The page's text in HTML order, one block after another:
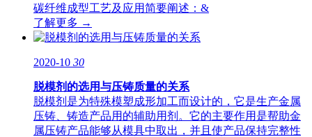
碳纤维成型工艺及应用简要阐述：&
了解更多 →
2020-10 30
脱模剂的选用与压铸质量的关系
脱模剂是为特殊模塑成形加工而设计的，它是生产金属
压铸、铸造产品用的辅助用剂。它的主要作用是帮助金
属压铸产品能够从模具中取出，并且使产品保持完整性